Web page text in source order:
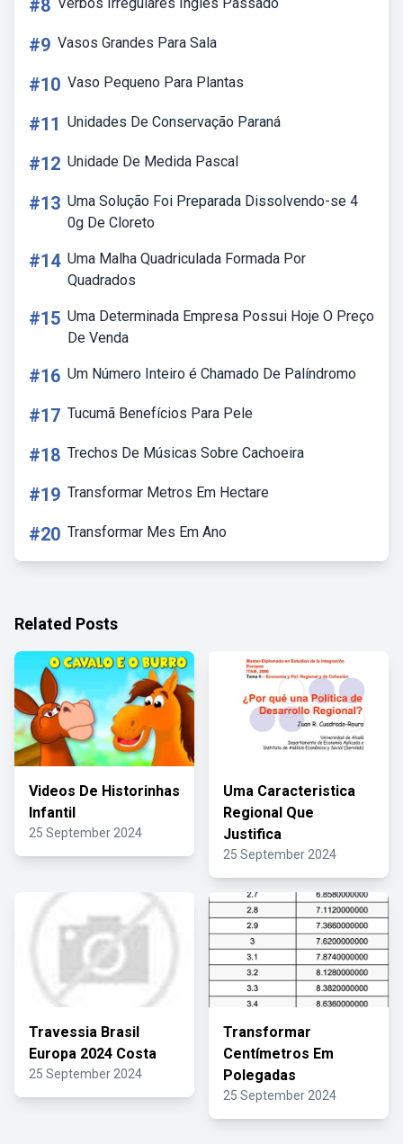
#8
#9 Vasos Grandes Para Sala
#10 Vaso Pequeno Para Plantas
#11 Unidades De Conservação Paraná
#12 Unidade De Medida Pascal
#13 Uma Solução Foi Preparada Dissolvendo-se 4
0g De Cloreto
#14 Uma Malha Quadriculada Formada Por
Quadrados
#15 Uma Determinada Empresa Possui Hoje O Preço
De Venda
#16 Um Número Inteiro é Chamado De Palíndromo
#17 Tucumã Benefícios Para Pele
#18 Trechos De Músicas Sobre Cachoeira
#19 Transformar Metros Em Hectare
#20 Transformar Mes Em Ano
Related Posts
Videos De Historinhas
Infantil
25 September 2024
Uma Caracteristica
Regional Que
Justifica
25 September 2024
Travessia Brasil
Europa 2024 Costa
25 September 2024
Transformar
Centímetros Em
Polegadas
25 September 2024